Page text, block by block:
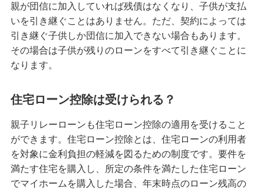
親が団信に加入していれば残債はなくなり、子供が支払
いを引き継ぐことはありません。ただ、契約によっては
引き継ぐ子供しか団信に加入できない場合もあります。
その場合は子供が残りのローンをすべて引き継ぐことに
なります。
住宅ローン控除は受けられる？
親子リレーローンも住宅ローン控除の適用を受けること
ができます。住宅ローン控除とは、住宅ローンの利用者
を対象に金利負担の軽減を図るための制度です。要件を
満たす住宅を購入し、所定の条件を満たした住宅ローン
でマイホームを購入した場合、年末時点のローン残高の